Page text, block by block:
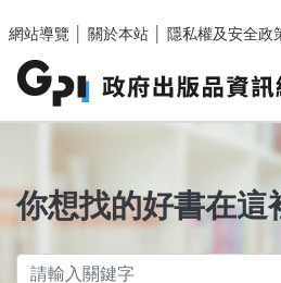
網站導覽
關於本站 隱私權及安全政
你想找的好書在這